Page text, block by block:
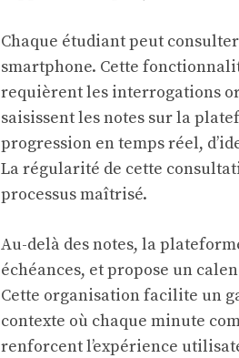
Chaque étudiant peut
smartphone. Cette
requièrent les interrogations
saisissent les notes sur la
progression en temps réel,
La régularité de cette
processus maîtrisé.
Au-delà des notes, la
échéances, et propose un
Cette organisation facilite un
contexte où chaque minute
renforcent l’expérience